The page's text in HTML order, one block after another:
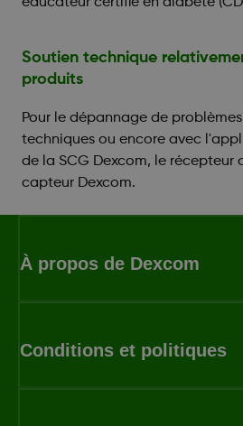
Soutien technique
produits
Pour le dépannage de problèmes
techniques ou encore avec
de la SCG Dexcom, le récepteur
capteur Dexcom.
À propos de Dexcom
Conditions et politiques